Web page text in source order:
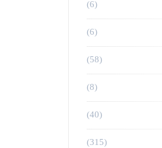
(6)
(6)
(58)
(8)
(40)
(315)